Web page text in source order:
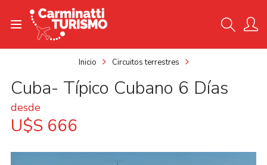
Inicio Circuitos terrestres
Cuba- Típico Cubano 6 Días
desde
U$S 666